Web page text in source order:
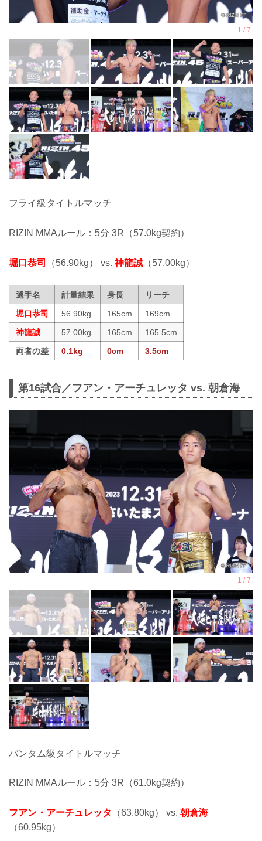
フライ級タイトルマッチ
RIZIN MMAルール：5分 3R（57.0kg契約）
堀口恭司 （56.90kg） vs.神龍誠 （57.00kg）
選手名 計量結果 身長
リーチ
堀口恭司
56.90kg 165cm
169cm
神龍誠
57.00kg 165cm
165.5cm
両者の差
0.1kg 0cm 3.5cm
第16試合／フアン・アーチュレッタ vs. 朝倉海
バンタム級タイトルマッチ
RIZIN MMAルール：5分 3R（61.0kg契約）
フアン・アーチュレッタ （63.80kg） vs. 朝倉海
（60.95kg）